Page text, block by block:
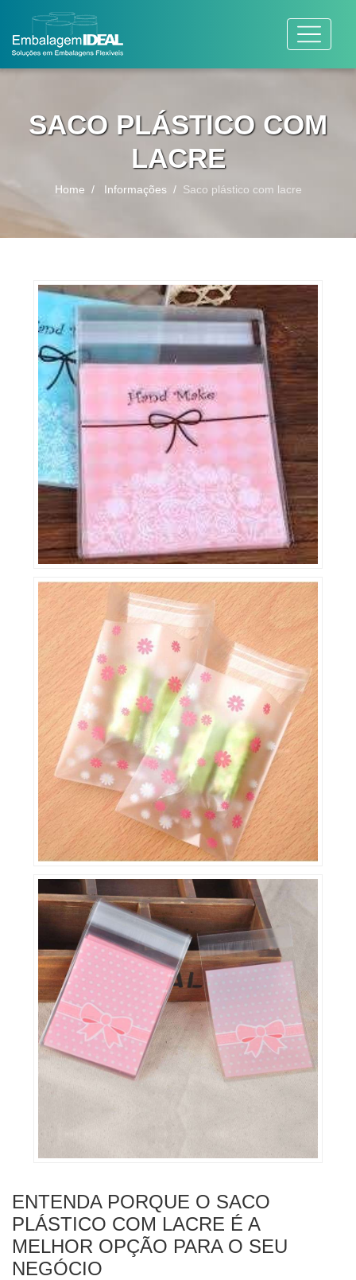
SACO PLÁSTICO COM
LACRE
Home Informações Saco plástico com lacre
ENTENDA PORQUE O SACO
PLÁSTICO COM LACRE É A
MELHOR OPÇÃO PARA O SEU
NEGÓCIO